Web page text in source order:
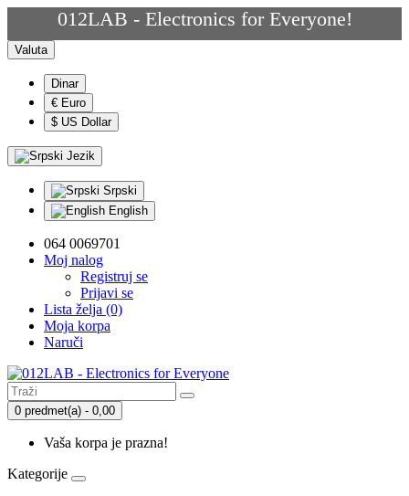
012LAB - Electronics for Everyone!
Valuta
Dinar
€ Euro
$ US Dollar
Jezik
Srpski
English
064 0069701
Moj nalog
Registruj se
Prijavi se
Lista želja (0)
Moja korpa
Naruči
0 predmet(a) - 0,00
Vaša korpa je prazna!
Kategorije